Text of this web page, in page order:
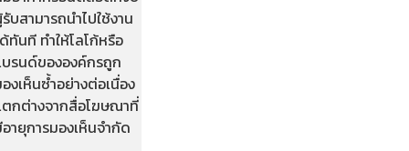
บสามารถนำไปใช้งาน
ทันที ทำให้โลโก้หรือ
รนด์ขององค์กรถูก
งเห็นซ้ำอย่างต่อเนื่อง
กต่างจากสื่อโฆษณาที่
ายุการมองเห็นจำกัด